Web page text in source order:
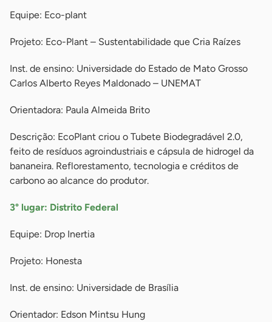
Equipe: Eco-plant
Projeto: Eco-Plant – Sustentabilidade que Cria Raízes
Inst. de ensino: Universidade do Estado de Mato Grosso
Carlos Alberto Reyes Maldonado – UNEMAT
Orientadora: Paula Almeida Brito
Descrição: EcoPlant criou o Tubete Biodegradável 2.0,
feito de resíduos agroindustriais e cápsula de hidrogel da
bananeira. Reflorestamento, tecnologia e créditos de
carbono ao alcance do produtor.
3° lugar: Distrito Federal
Equipe: Drop Inertia
Projeto: Honesta
Inst. de ensino: Universidade de Brasília
Orientador: Edson Mintsu Hung